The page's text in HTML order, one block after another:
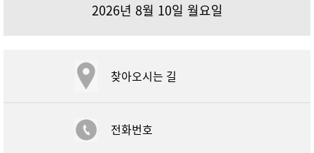
2026년 8월 10일 월요일
찾아오시는 길
전화번호